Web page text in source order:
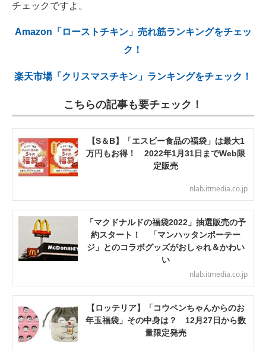
チェックですよ。
Amazon「ローストチキン」売れ筋ランキングをチェッ
ク！
楽天市場「クリスマスチキン」ランキングをチェック！
こちらの記事も要チェック！
【S＆B】「エスビー食品の福袋」は最大1
万円もお得！ 2022年1月31日までWeb限
定販売
nlab.itmedia.co.jp
「マクドナルドの福袋2022」抽選販売の予
約スタート！ 「マンハッタンポーテー
ジ」とのコラボグッズがおしゃれ＆かわい
い
nlab.itmedia.co.jp
【ロッテリア】「コウペンちゃんからのお
年玉福袋」その中身は？ 12月27日から数
量限定発売